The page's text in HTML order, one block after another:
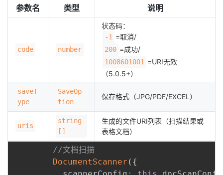
参数名 类型 说明
code number
状态码：
-1 =取消/
200 =成功/
1008601001 =URI无效
（5.0.5+）
saveT
ype
SaveOp
tion
保存格式（JPG/PDF/EXCEL）
uris
string
[]
生成的文件URI列表（扫描结果或
表格文档）
//文档扫描
DocumentScanner ( {